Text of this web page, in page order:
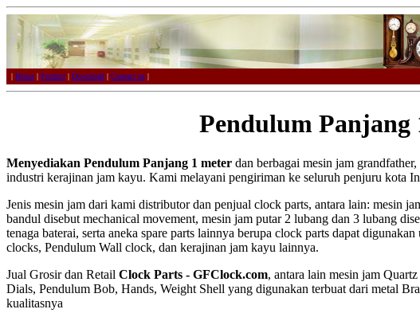
| Home | Product | Download | Contact us |
Pendulum Panjang
Menyediakan Pendulum Panjang 1 meter dan berbagai mesin jam
industri kerajinan jam kayu. Kami melayani pengiriman ke seluruh penjuru kota
Jenis mesin jam dari kami distributor dan penjual clock parts, antara lain: mesin
bandul disebut mechanical movement, mesin jam putar 2 lubang dan 3 lubang
tenaga baterai, serta aneka spare parts lainnya berupa clock parts dapat
clocks, Pendulum Wall clock, dan kerajinan jam kayu lainnya.
Jual Grosir dan Retail Clock Parts - GFClock.com, antara lain mesin jam
Dials, Pendulum Bob, Hands, Weight Shell yang digunakan terbuat dari metal
kualitasnya